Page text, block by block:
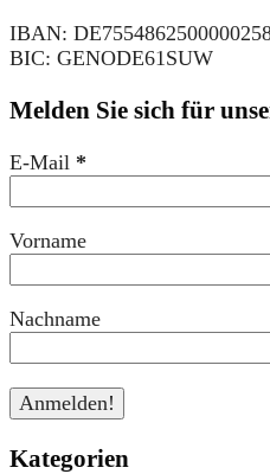
IBAN:
BIC: GENODE61SUW
Melden Sie sich für
E-Mail *
Vorname
Nachname
Kategorien